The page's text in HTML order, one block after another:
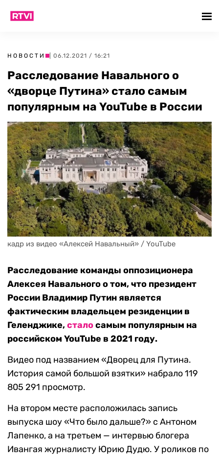
НОВОСТИ | 06.12.2021 / 16:21
Расследование Навального о
«дворце Путина» стало самым
популярным на YouTube в России
кадр из видео «Алексей Навальный» / YouTube
Расследование команды оппозиционера
Алексея Навального о том, что президент
России Владимир Путин является
фактическим владельцем резиденции в
Геленджике,сталосамым популярным на
российском YouTube в 2021 году.
Видео под названием «Дворец для Путина.
История самой большой взятки» набрало 119
805 291 просмотр.
На втором месте расположилась запись
выпуска шоу «Что было дальше?» с Антоном
Лапенко, а на третьем — интервью блогера
Ивангая журналисту Юрию Дудю. У роликов по